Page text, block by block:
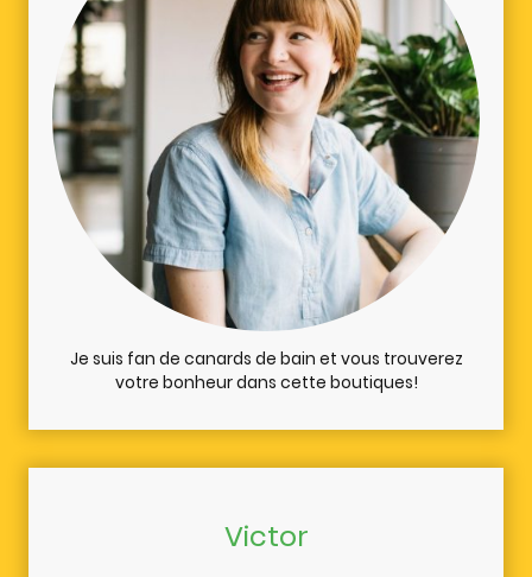
Je suis fan de canards de bain et vous trouverez
votre bonheur dans cette boutiques!
Victor